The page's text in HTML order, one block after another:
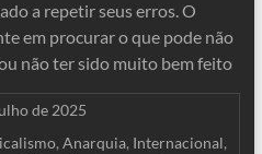
a repetir seus erros. O
em procurar o que pode não
não ter sido muito bem feito
de 2025
, Anarquia, Internacional,